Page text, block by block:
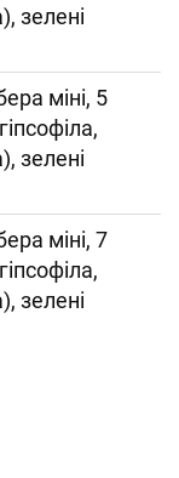
зелені
міні, 5
зелені
міні, 7
зелені